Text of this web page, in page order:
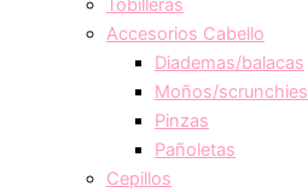
Tobilleras
Accesorios Cabello
Diademas/balacas
Moños/scrunchies
Pinzas
Pañoletas
Cepillos